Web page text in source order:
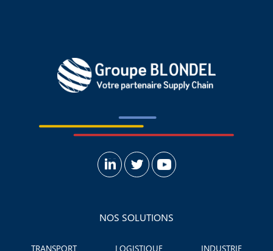
NOS SOLUTIONS
TRANSPORT LOGISTIQUE INDUSTRIE